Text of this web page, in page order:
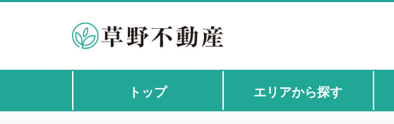
トップ エリアから探す